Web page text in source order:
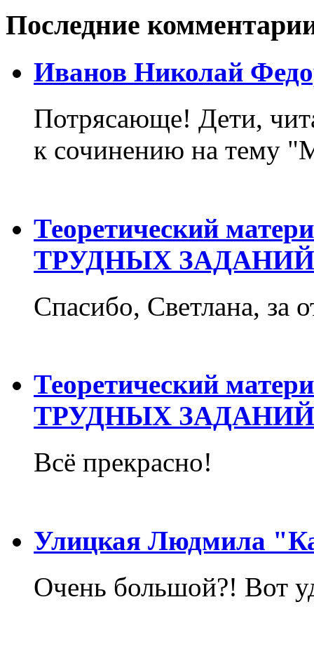
Последние
Иванов Николай
Потрясающе! Дети,
к сочинению на тему
Теоретический
ТРУДНЫХ
Спасибо, Светлана, за
Теоретический
ТРУДНЫХ
Всё прекрасно!
Улицкая Людмила
Очень большой?! Вот